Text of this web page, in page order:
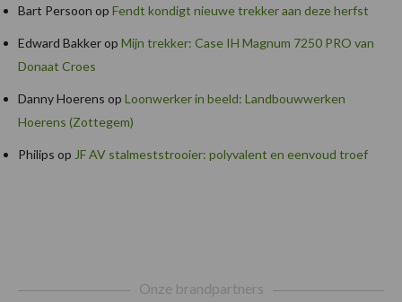
Bart Persoon op Fendt kondigt nieuwe trekker aan deze herfst
Edward Bakkerop Mijn trekker: Case IH Magnum 7250 PRO van
Donaat Croes
Danny Hoerens op Loonwerker in beeld: Landbouwwerken
Hoerens (Zottegem)
Philips op JF AV stalmeststrooier: polyvalent en eenvoud troef
Onze brandpartners